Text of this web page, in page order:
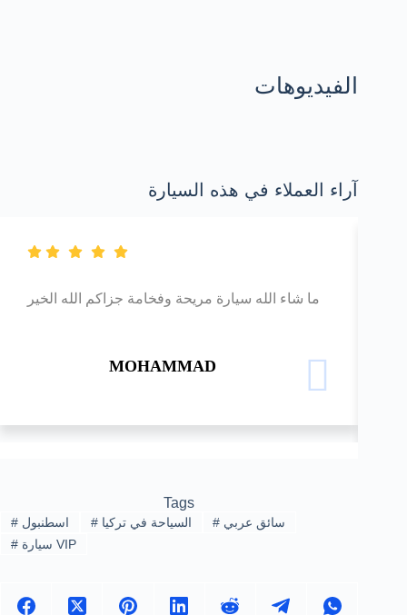
الفيديوهات
ما شاء الله سيارة مريحة وفخامة جزاكم الله الخير
MOHAMMAD
Tags
# اسطنبول # السياحة في تركيا # سائق عربي
#
سيارة VIP